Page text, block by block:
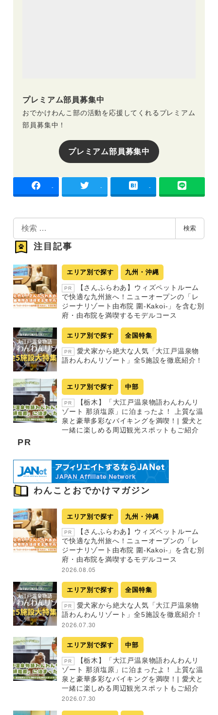
プレミアム部員募集中
おでかけわんこ部の活動を応援してくれるプレミアム
部員募集中！
プレミアム部員募集中
- - -
検
索
検索
注目記事
エリア別で探す 九州・沖縄
PR
【さんふらわあ】ウィズペットルーム
で快適な九州旅へ！ニューオープンの「レ
ジーナリゾート由布院 圍-Kakoi-」を含む別
府・由布院を満喫するモデルコース
エリア別で探す 全国特集
PR
愛犬家から絶大な人気「大江戸温泉物
語わんわんリゾート」全5施設を徹底紹介！
エリア別で探す 中部
PR
【栃木】「大江戸温泉物語わんわんリ
ゾート 那須塩原」に泊まったよ！ 上質な温
泉と豪華多彩なバイキングを満喫！| 愛犬と
一緒に楽しめる周辺観光スポットもご紹介
PR
わんことおでかけマガジン
エリア別で探す 九州・沖縄
PR
【さんふらわあ】ウィズペットルーム
で快適な九州旅へ！ニューオープンの「レ
ジーナリゾート由布院 圍-Kakoi-」を含む別
府・由布院を満喫するモデルコース
2026.08.05
エリア別で探す 全国特集
PR
愛犬家から絶大な人気「大江戸温泉物
語わんわんリゾート」全5施設を徹底紹介！
2026.07.30
エリア別で探す 中部
PR
【栃木】「大江戸温泉物語わんわんリ
ゾート 那須塩原」に泊まったよ！ 上質な温
泉と豪華多彩なバイキングを満喫！| 愛犬と
一緒に楽しめる周辺観光スポットもご紹介
2026.07.30